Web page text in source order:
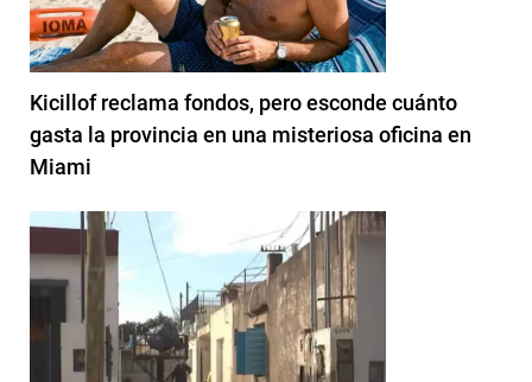
Kicillof reclama fondos, pero esconde cuánto
gasta la provincia en una misteriosa oficina en
Miami